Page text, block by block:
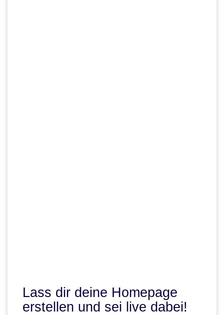
Lass dir deine Homepage
erstellen und sei live dabei!